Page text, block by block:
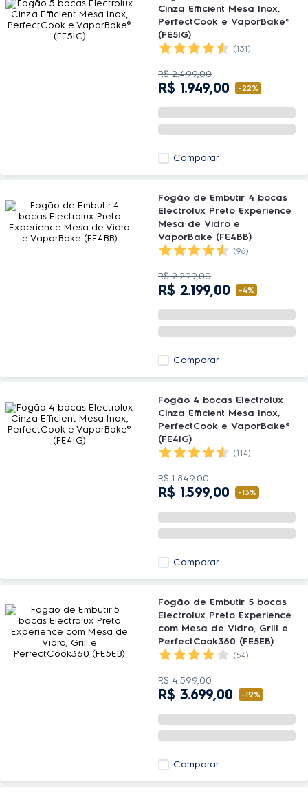
Cinza Efficient Mesa Inox,
PerfectCook e VaporBake®
(FE5IG)
(131)
R$ 2.499,00
R$ 1.949,00 -22%
Comparar
Fogão de Embutir 4 bocas
Electrolux Preto Experience
Mesa de Vidro e
VaporBake (FE4BB)
(96)
R$ 2.299,00
R$ 2.199,00 -4%
Comparar
Fogão 4 bocas Electrolux
Cinza Efficient Mesa Inox,
PerfectCook e VaporBake®
(FE4IG)
(114)
R$ 1.849,00
R$ 1.599,00 -13%
Comparar
Fogão de Embutir 5 bocas
Electrolux Preto Experience
com Mesa de Vidro, Grill e
PerfectCook360 (FE5EB)
(54)
R$ 4.599,00
R$ 3.699,00 -19%
Comparar